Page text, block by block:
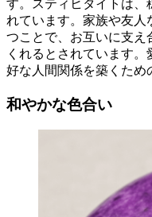
す。スティヒタイトは、
れています。家族や友人
つことで、お互いに支え
くれるとされています
好な人間関係を築くため
和やかな色合い